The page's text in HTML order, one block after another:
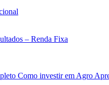
– Renda Fixa
Como investir em Agro